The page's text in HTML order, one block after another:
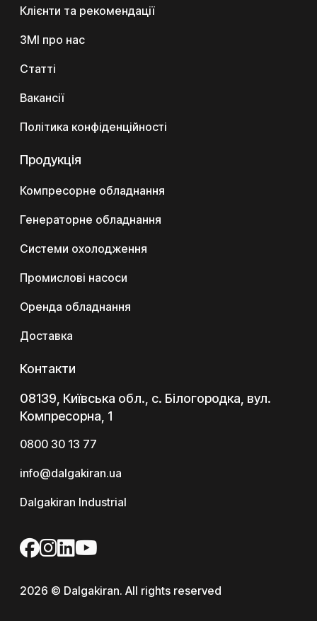
Клієнти та рекомендації
ЗМІ про нас
Статті
Вакансії
Політика конфіденційності
Продукція
Компресорне обладнання
Генераторне обладнання
Системи охолодження
Промислові насоси
Оренда обладнання
Доставка
Контакти
08139, Київська обл., с. Білогородка, вул.
Компресорна, 1
0800 30 13 77
info@dalgakiran.ua
Dalgakiran Industrial
2026 © Dalgakiran. All rights reserved